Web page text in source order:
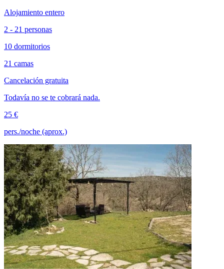
Alojamiento entero
2 - 21 personas
10 dormitorios
21 camas
Cancelación gratuita
Todavía no se te cobrará nada.
25 €
pers./noche (aprox.)